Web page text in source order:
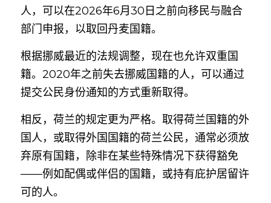
人，可以在2026年6月30日之前向移民与融合
部门申报，以取回丹麦国籍。
根据挪威最近的法规调整，现在也允许双重国
籍。2020年之前失去挪威国籍的人，可以通过
提交公民身份通知的方式重新取得。
相反，荷兰的规定更为严格。取得荷兰国籍的外
国人，或取得外国国籍的荷兰公民，通常必须放
弃原有国籍，除非在某些特殊情况下获得豁免
——例如配偶或伴侣的国籍，或持有庇护居留许
可的人。